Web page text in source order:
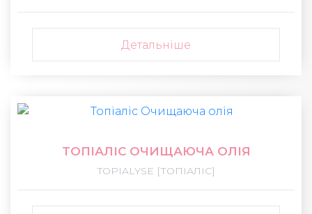
Детальніше
ТОПІАЛІС ОЧИЩАЮЧА ОЛІЯ
TOPIALYSE [ТОПІАЛІС]